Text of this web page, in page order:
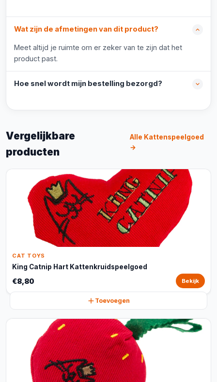
Wat zijn de afmetingen van dit product?
Meet altijd je ruimte om er zeker van te zijn dat het
product past.
Hoe snel wordt mijn bestelling bezorgd?
Vergelijkbare
producten
Alle Kattenspeelgoed
→
CAT TOYS
King Catnip Hart Kattenkruidspeelgoed
€8,80 Bekijk
Toevoegen